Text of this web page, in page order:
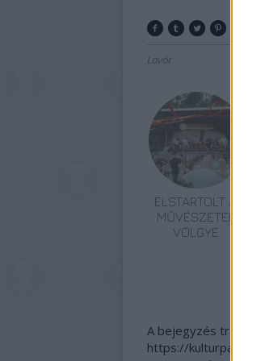
Lavór
ELSTARTOLT A
MŰVÉSZETEK
VÖLGYE
A bejegyzés
https://